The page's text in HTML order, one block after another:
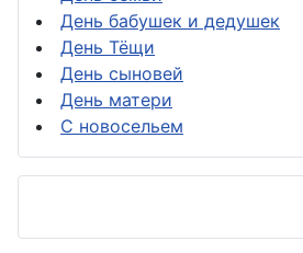
День бабушек и дедушек
День Тёщи
День сыновей
День матери
С новосельем